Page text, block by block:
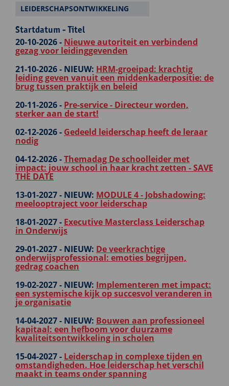
LEIDERSCHAPSONTWIKKELING
Startdatum - Titel
20-10-2026 - Nieuwe autoriteit en verbindend
gezag voor leidinggevenden
21-10-2026 - NIEUW: HRM-groeipad: krachtig
leiding geven vanuit een middenkaderpositie: de
brug tussen praktijk en beleid
20-11-2026 - Pre-service - Directeur worden,
sterker aan de start!
02-12-2026 - Gedeeld leiderschap heeft de leraar
nodig
04-12-2026 -Themadag De schoolleider met
impact: jouw school in haar kracht zetten - SAVE
THE DATE
13-01-2027 - NIEUW: MODULE 4 - Jobshadowing:
meelooptraject voor leiderschap
18-01-2027 - Executive Masterclass Leiderschap
in Onderwijs
29-01-2027 - NIEUW: De veerkrachtige
onderwijsprofessional: emoties begrijpen,
gedrag coachen
19-02-2027 - NIEUW: Implementeren met impact:
een systemische kijk op succesvol veranderen in
je organisatie
14-04-2027 - NIEUW: Bouwen aan professioneel
kapitaal: een hefboom voor duurzame
kwaliteitsontwikkeling in scholen
15-04-2027 - Leiderschap in complexe tijden en
omstandigheden. Hoe leiderschap het verschil
maakt in teams onder spanning